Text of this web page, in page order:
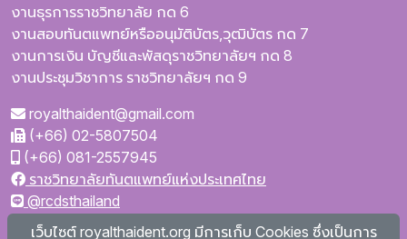
งานธุรการราชวิทยาลัย กด 6
งานสอบทันตแพทย์หรืออนุมัติบัตร,วุฒิบัตร กด 7
งานการเงิน บัญชีและพัสดุราชวิทยาลัยฯ กด 8
งานประชุมวิชาการ ราชวิทยาลัยฯ กด 9
royalthaident@gmail.com
(+66) 02-5807504
(+66) 081-2557945
ราชวิทยาลัยทันตแพทย์แห่งประเทศไทย
@rcdsthailand
royalthaident
เว็บไซต์ royalthaident.org มีการเก็บ Cookies ซึ่งเป็นการ